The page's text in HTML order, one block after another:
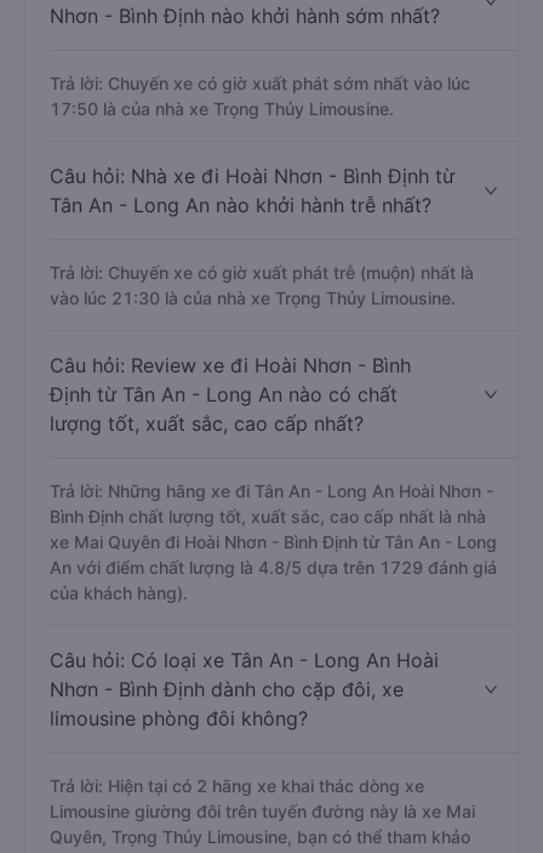
Nhơn - Bình Định nào khởi hành sớm nhất?
Trả lời: Chuyến xe có giờ xuất phát sớm nhất vào lúc
17:50 là của nhà xe Trọng Thủy Limousine.
Câu hỏi: Nhà xe đi Hoài Nhơn - Bình Định từ
Tân An - Long An nào khởi hành trễ nhất?
Trả lời: Chuyến xe có giờ xuất phát trễ (muộn) nhất là
vào lúc 21:30 là của nhà xe Trọng Thủy Limousine.
Câu hỏi: Review xe đi Hoài Nhơn - Bình
Định từ Tân An - Long An nào có chất
lượng tốt, xuất sắc, cao cấp nhất?
Trả lời: Những hãng xe đi Tân An - Long An Hoài Nhơn -
Bình Định chất lượng tốt, xuất sắc, cao cấp nhất là nhà
xe Mai Quyên đi Hoài Nhơn - Bình Định từ Tân An - Long
An với điểm chất lượng là 4.8/5 dựa trên 1729 đánh giá
của khách hàng).
Câu hỏi: Có loại xe Tân An - Long An Hoài
Nhơn - Bình Định dành cho cặp đôi, xe
limousine phòng đôi không?
Trả lời: Hiện tại có 2 hãng xe khai thác dòng xe
Limousine giường đôi trên tuyến đường này là xe Mai
Quyên, Trọng Thủy Limousine, bạn có thể tham khảo